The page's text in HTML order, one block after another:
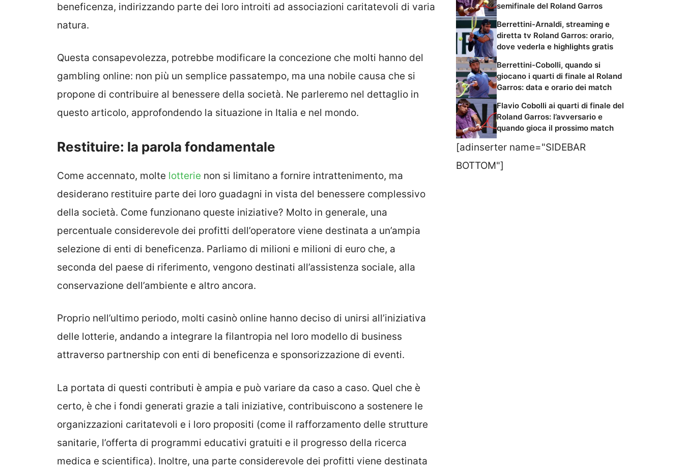
beneficenza, indirizzando parte dei loro introiti ad associazioni caritatevoli di varia
natura.
Questa consapevolezza, potrebbe modificare la concezione che molti hanno del
gambling online: non più un semplice passatempo, ma una nobile causa che si
propone di contribuire al benessere della società. Ne parleremo nel dettaglio in
questo articolo, approfondendo la situazione in Italia e nel mondo.
Restituire: la parola fondamentale
Come accennato, molte lotterie non si limitano a fornire intrattenimento, ma
desiderano restituire parte dei loro guadagni in vista del benessere complessivo
della società. Come funzionano queste iniziative? Molto in generale, una
percentuale considerevole dei profitti dell’operatore viene destinata a un’ampia
selezione di enti di beneficenza. Parliamo di milioni e milioni di euro che, a
seconda del paese di riferimento, vengono destinati all’assistenza sociale, alla
conservazione dell’ambiente e altro ancora.
Proprio nell’ultimo periodo, molti casinò online hanno deciso di unirsi all’iniziativa
delle lotterie, andando a integrare la filantropia nel loro modello di business
attraverso partnership con enti di beneficenza e sponsorizzazione di eventi.
La portata di questi contributi è ampia e può variare da caso a caso. Quel che è
certo, è che i fondi generati grazie a tali iniziative, contribuiscono a sostenere le
organizzazioni caritatevoli e i loro propositi (come il rafforzamento delle strutture
sanitarie, l’offerta di programmi educativi gratuiti e il progresso della ricerca
medica e scientifica). Inoltre, una parte considerevole dei profitti viene destinata
semifinale del Roland Garros
Berrettini-Arnaldi, streaming e
diretta tv Roland Garros: orario,
dove vederla e highlights gratis
Berrettini-Cobolli, quando si
giocano i quarti di finale al Roland
Garros: data e orario dei match
Flavio Cobolli ai quarti di finale del
Roland Garros: l’avversario e
quando gioca il prossimo match
[adinserter name="SIDEBAR
BOTTOM"]